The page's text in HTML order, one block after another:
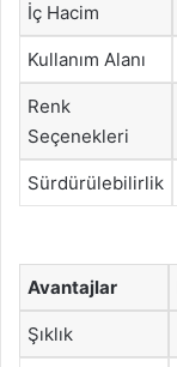
İç Hacim
Kullanım Alanı
Renk
Seçenekleri
Sürdürülebilirlik
Avantajlar
Şıklık